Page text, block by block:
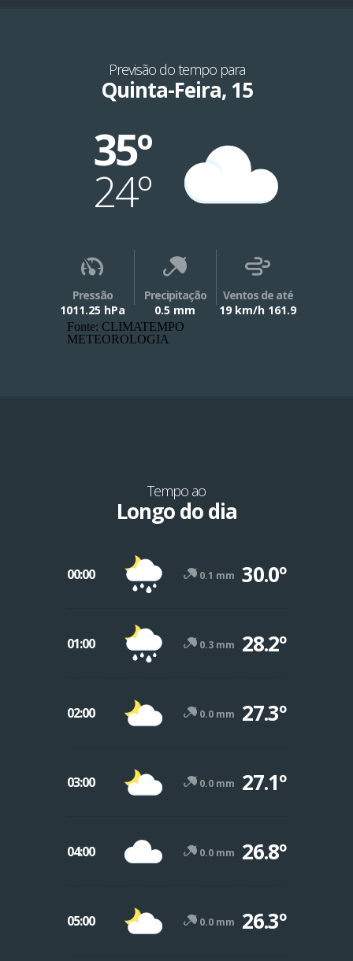
Previsão do tempo para
Quinta-Feira, 15
35º
24º
Pressão
1011.25 hPa
Precipitação
0.5 mm
Ventos de até
19 km/h 161.9
Fonte: CLIMATEMPO
METEOROLOGIA
Tempo ao
Longo do dia
00:00 0.1 mm 30.0º
01:00 0.3 mm 28.2º
02:00 0.0 mm 27.3º
03:00 0.0 mm 27.1º
04:00 0.0 mm 26.8º
05:00 0.0 mm 26.3º